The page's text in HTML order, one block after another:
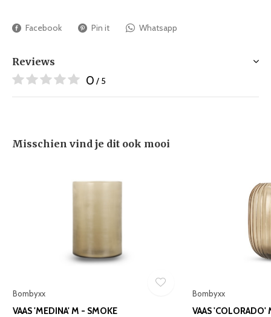
Facebook Pin it Whatsapp
Reviews
0 / 5
Misschien vind je dit ook mooi
Bombyxx
VAAS 'MEDINA' M - SMOKE
Bombyxx
VAAS 'COLORADO'